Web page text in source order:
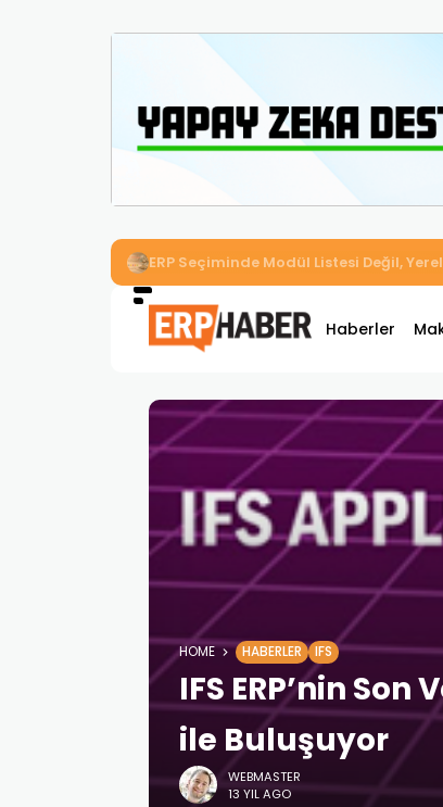
İkizler Aydınlatma, Workcube ERP ile
Haberler
HOME HABERLER IFS
IFS ERP’nin
ile Buluşuyor
WEBMASTER
13 YIL AGO